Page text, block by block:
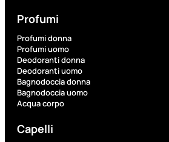
Profumi
Profumi donna
Profumi uomo
Deodoranti donna
Deodoranti uomo
Bagnodoccia donna
Bagnodoccia uomo
Acqua corpo
Capelli